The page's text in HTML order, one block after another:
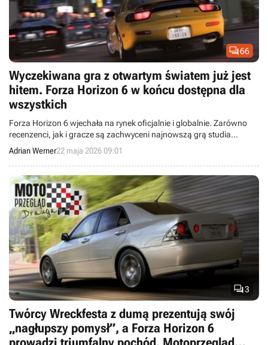
66
Wyczekiwana gra z otwartym światem już jest
hitem. Forza Horizon 6 w końcu dostępna dla
wszystkich
Forza Horizon 6 wjechała na rynek oficjalnie i globalnie. Zarówno
recenzenci, jak i gracze są zachwyceni najnowszą grą studia
Playground Games.
Adrian Werner22 maja 2026 09:01
3
Twórcy Wreckfesta z dumą prezentują swój
„nagłupszy pomysł”, a Forza Horizon 6